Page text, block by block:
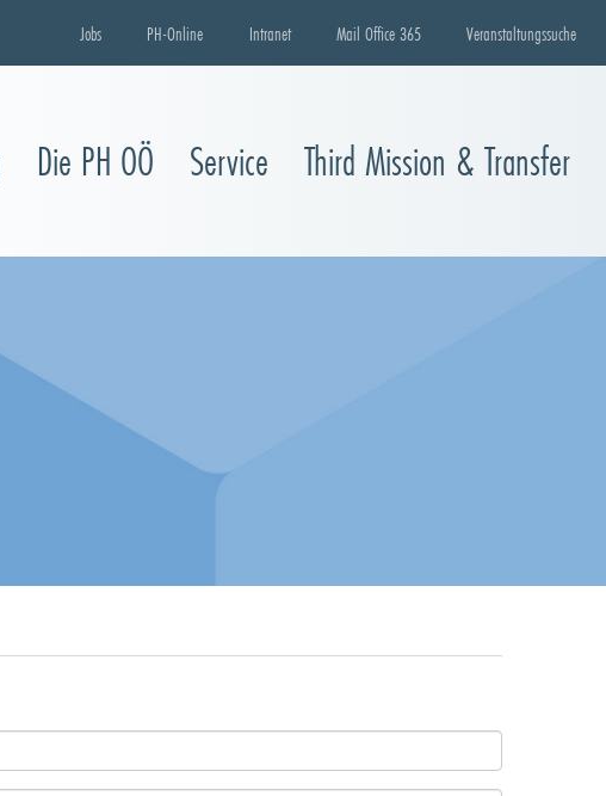
Jobs PH-Online Intranet Mail Office 365 Veranstaltungssuche
Die PH OÖ Service Third Mission & Transfer